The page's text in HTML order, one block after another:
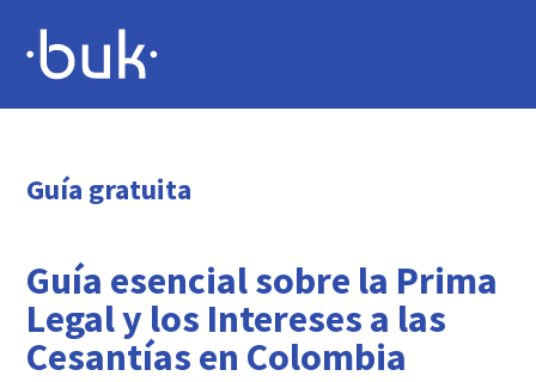
Guía gratuita
Guía esencial sobre la Prima
Legal y los Intereses a las
Cesantías en Colombia